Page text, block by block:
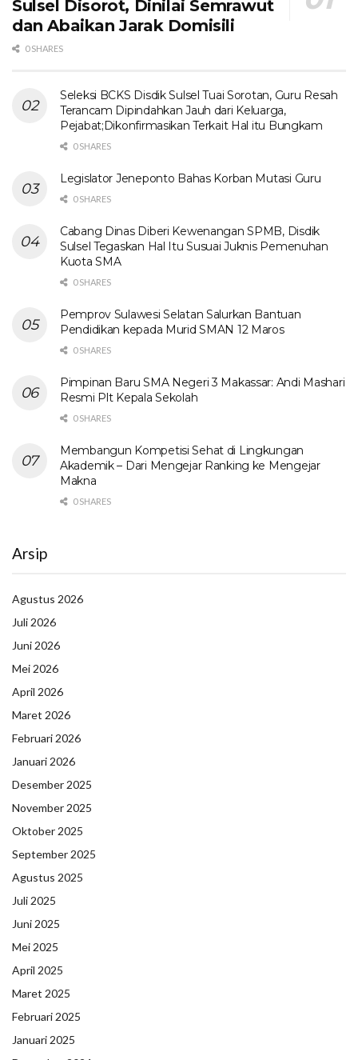
Sulsel Disorot, Dinilai Semrawut
dan Abaikan Jarak Domisili
0 SHARES
Seleksi BCKS Disdik Sulsel Tuai Sorotan, Guru Resah
Terancam Dipindahkan Jauh dari Keluarga,
Pejabat;Dikonfirmasikan Terkait Hal itu Bungkam
0 SHARES
Legislator Jeneponto Bahas Korban Mutasi Guru
0 SHARES
Cabang Dinas Diberi Kewenangan SPMB, Disdik
Sulsel Tegaskan Hal Itu Susuai Juknis Pemenuhan
Kuota SMA
0 SHARES
Pemprov Sulawesi Selatan Salurkan Bantuan
Pendidikan kepada Murid SMAN 12 Maros
0 SHARES
Pimpinan Baru SMA Negeri 3 Makassar: Andi Mashari
Resmi Plt Kepala Sekolah
0 SHARES
Membangun Kompetisi Sehat di Lingkungan
Akademik – Dari Mengejar Ranking ke Mengejar
Makna
0 SHARES
Arsip
Agustus 2026
Juli 2026
Juni 2026
Mei 2026
April 2026
Maret 2026
Februari 2026
Januari 2026
Desember 2025
November 2025
Oktober 2025
September 2025
Agustus 2025
Juli 2025
Juni 2025
Mei 2025
April 2025
Maret 2025
Februari 2025
Januari 2025